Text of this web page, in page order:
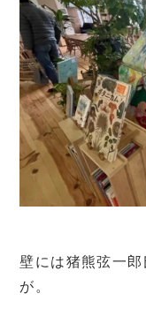
壁には猪熊弦一
が。